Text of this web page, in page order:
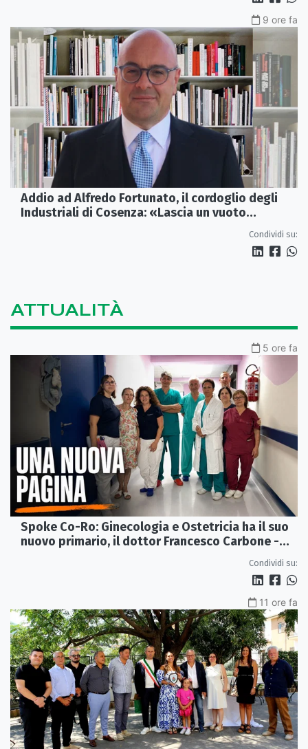
9 ore fa
Addio ad Alfredo Fortunato, il cordoglio degli
Industriali di Cosenza: «Lascia un vuoto
Condividi su:
ATTUALITÀ
5 ore fa
Spoke Co-Ro: Ginecologia e Ostetricia ha il suo
nuovo primario, il dottor Francesco Carbone -
Condividi su:
11 ore fa